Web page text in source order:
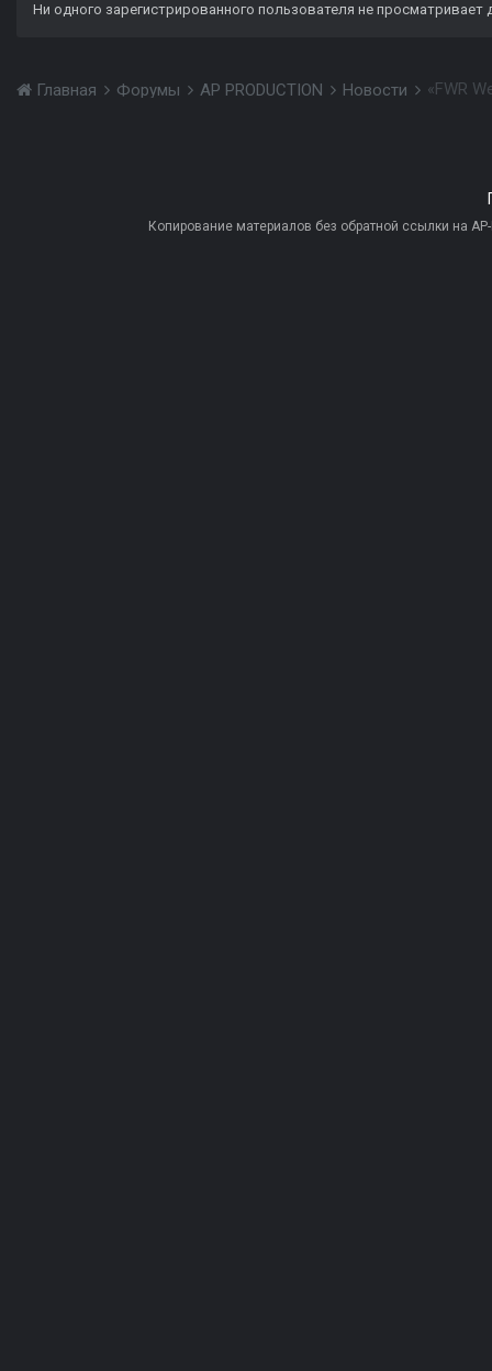
Ни одного зарегистрированного пользователя не просматривает
Главная Форумы AP PRODUCTION Новости «FWR
Копирование материалов без обратной ссылки на